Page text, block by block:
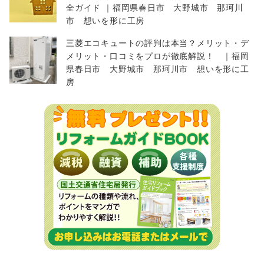
全ガイド ｜福岡県春日市 大野城市 那珂川
市 想いを形に工房
三菱エコキュートの評判は本当？メリット・デ
メリット・口コミをプロが徹底解説！ ｜福岡
県春日市 大野城市 那珂川市 想いを形に工
房